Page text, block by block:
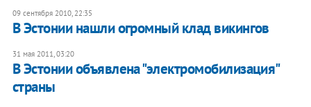
09 сентября 2010, 22:35
В Эстонии нашли огромный клад викингов
31 мая 2011, 03:20
В Эстонии объявлена "электромобилизация"
страны